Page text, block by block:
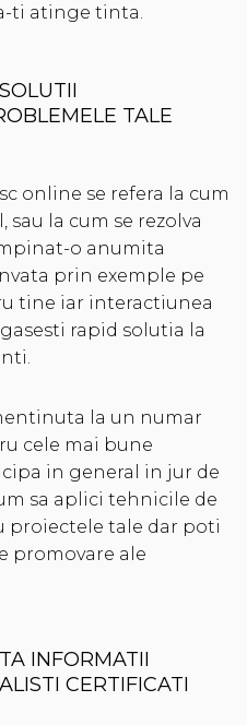
ti atinge tinta.
TALE
online se refera la cum
la cum se rezolva
o anumita
prin exemple pe
tine iar interactiunea
rapid solutia la
la un numar
cele mai bune
in general in jur de
sa aplici tehnicile de
tale dar poti
promovare ale
INFORMATII
CERTIFICATI